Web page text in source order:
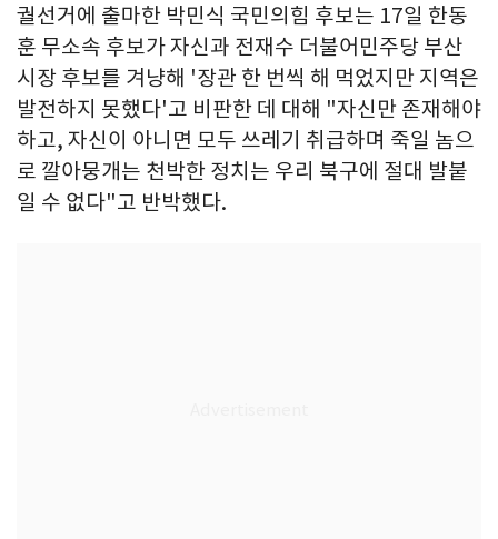
궐선거에 출마한 박민식 국민의힘 후보는 17일 한동
훈 무소속 후보가 자신과 전재수 더불어민주당 부산
시장 후보를 겨냥해 '장관 한 번씩 해 먹었지만 지역은
발전하지 못했다'고 비판한 데 대해 "​자신만 존재해야
하고, 자신이 아니면 모두 쓰레기 취급하며 죽일 놈으
로 깔아뭉개는 천박한 정치는 우리 북구에 절대 발붙
일 수 없다"고 반박했다.